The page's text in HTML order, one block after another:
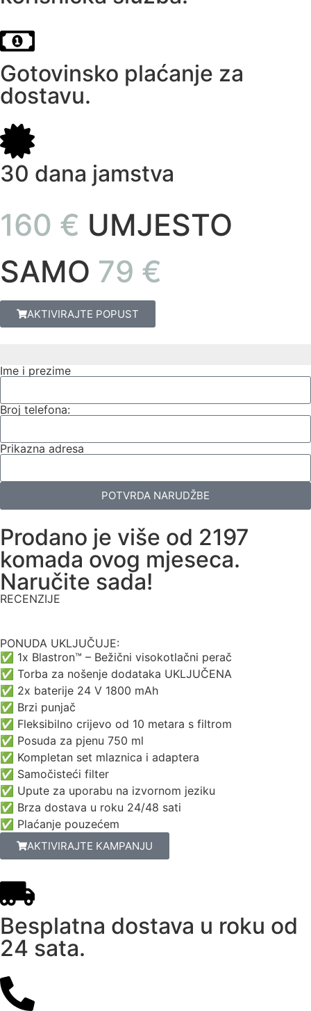
Gotovinsko plaćanje za
dostavu.
30 dana jamstva
160 € UMJESTO
SAMO 79 €
AKTIVIRAJTE POPUST
Ime i prezime
Broj telefona:
Prikazna adresa
POTVRDA NARUDŽBE
Prodano je više od 2197
komada ovog mjeseca.
Naručite sada!
RECENZIJE
PONUDA UKLJUČUJE:
✅ 1x Blastron™ – Bežični visokotlačni perač
✅ Torba za nošenje dodataka UKLJUČENA
✅ 2x baterije 24 V 1800 mAh
✅ Brzi punjač
✅ Fleksibilno crijevo od 10 metara s filtrom
✅ Posuda za pjenu 750 ml
✅ Kompletan set mlaznica i adaptera
✅ Samočisteći filter
✅ Upute za uporabu na izvornom jeziku
✅ Brza dostava u roku 24/48 sati
✅ Plaćanje pouzećem
AKTIVIRAJTE KAMPANJU
Besplatna dostava u roku od
24 sata.